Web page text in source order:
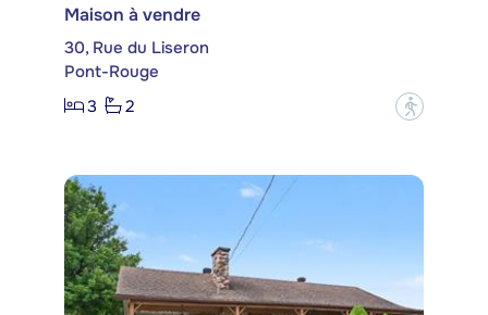
Maison à vendre
30, Rue du Liseron
Pont-Rouge
3
2 ?